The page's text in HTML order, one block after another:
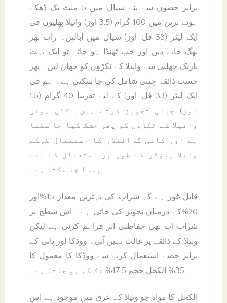
برابر حصوں سے بنے سیال میں 5 منٹ تک ڈھکے
ہوئے برتن میں 100 گرام (3.5 اوز) وانیلا پھلیوں فی
ایک لیٹر (33 فل. اوز) سیال میں ابالیں۔ رات بھر
بھگ جانے دیں اور جب ٹھنڈا ہو جائے تو ایک بہت
باریک چھلنی سے وانیلا کے ٹکڑوں کو چھان لیں۔ پھر
حسب ذائقہ چینی شامل کی جا سکتی ہے۔ ہم فی
ایک لیٹر (33 فل. اوز) کے لیے تقریباً 40 گرام (1.5
اوز) چینی تجویز کرتے ہیں۔ کٹی ہوئی
وانیلا کے ٹکڑوں کو پھر خشک کیا جا سکتا
ہے اور کافی گرائنڈر کا استعمال کرکے
ونیلا پاؤڈر کے طور پر استعمال کے لیے
پیسا جا سکتا ہے۔.
قابل غور ہے کہ شراب کی بہترین مقدار 15%اور
20%کے درمیان تجویز کی جاتی ہے۔ اس سطح پر
شراب اب بھی حفاظتی اثر فراہم کرتی ہے لیکن
ونیلا کے ذائقے پر غالب نہیں آتی۔ ووڈکا اور پانی کے
برابر حصے استعمال کرنے سے ووڈکا کا معمول کا
35% الکحل حجم 17.5% تک کم ہو جاتا ہے۔.
الکحل کا مواد جو ونیلا کے عرق میں موجود ہے اس